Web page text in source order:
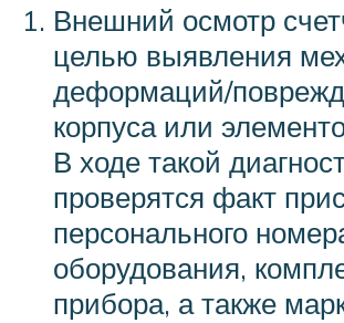
Внешний осмотр
целью выявления
деформаций/
корпуса или
В ходе такой
проверятся факт
персонального
оборудования,
прибора, а также